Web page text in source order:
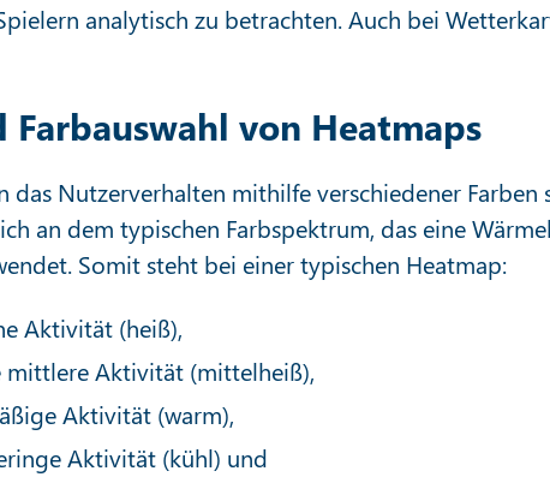
analytisch zu betrachten. Auch bei
von Heatmaps
das Nutzerverhalten mithilfe verschiedener Farben
an dem typischen Farbspektrum, das eine
Somit steht bei einer typischen Heatmap:
Aktivität (heiß),
mittlere Aktivität (mittelheiß),
Aktivität (warm),
Aktivität (kühl) und